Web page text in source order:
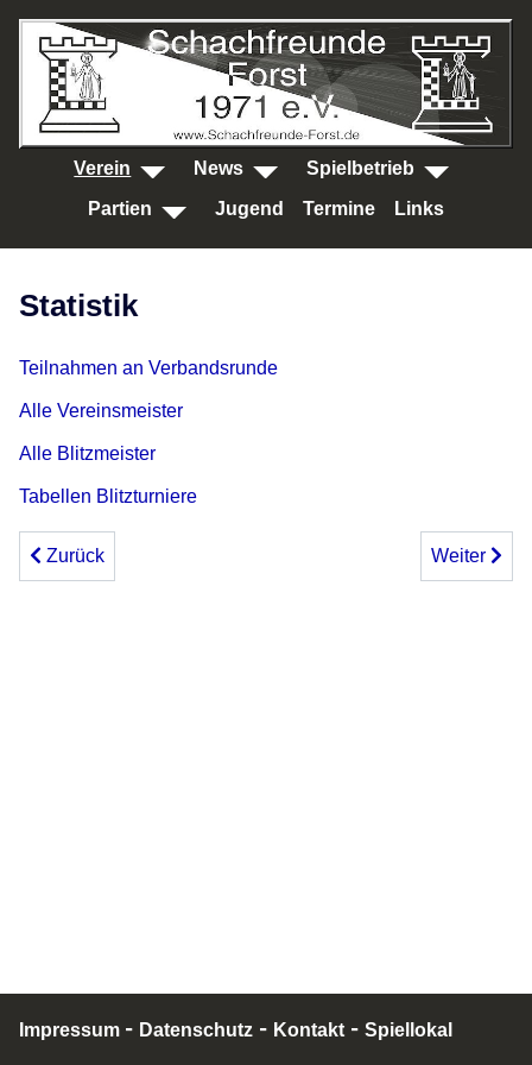
SKIP TO MAIN CONTENT
Verein News
Spielbetrieb
Partien
Jugend Termine Links
Statistik
Teilnahmen an Verbandsrunde
Alle Vereinsmeister
Alle Blitzmeister
Tabellen Blitzturniere
Vorheriger Beitrag: Teilnahme an Verbandsrunden
Zurück Nächster
Weiter
Impressum - Datenschutz - Kontakt - Spiellokal